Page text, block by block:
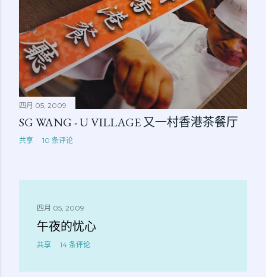
四月 05, 2009
SG WANG - U VILLAGE 又一村香港茶餐厅
共享 10 条评论
四月 05, 2009
午夜的忧心
共享 14 条评论